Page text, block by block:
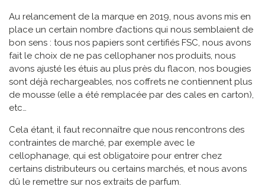
Au relancement de la marque en 2019, nous avons mis en
place un certain nombre d’actions qui nous semblaient de
bon sens : tous nos papiers sont certifiés FSC, nous avons
fait le choix de ne pas cellophaner nos produits, nous
avons ajusté les étuis au plus près du flacon, nos bougies
sont déjà rechargeables, nos coffrets ne contiennent plus
de mousse (elle a été remplacée par des cales en carton),
etc…
Cela étant, il faut reconnaître que nous rencontrons des
contraintes de marché, par exemple avec le
cellophanage, qui est obligatoire pour entrer chez
certains distributeurs ou certains marchés, et nous avons
dû le remettre sur nos extraits de parfum.